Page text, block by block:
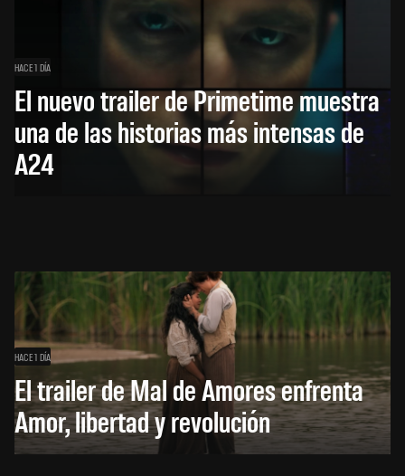
HACE 1 DÍA
El nuevo trailer de Primetime muestra
una de las historias más intensas de
A24
HACE 1 DÍA
El trailer de Mal de Amores enfrenta
Amor, libertad y revolución